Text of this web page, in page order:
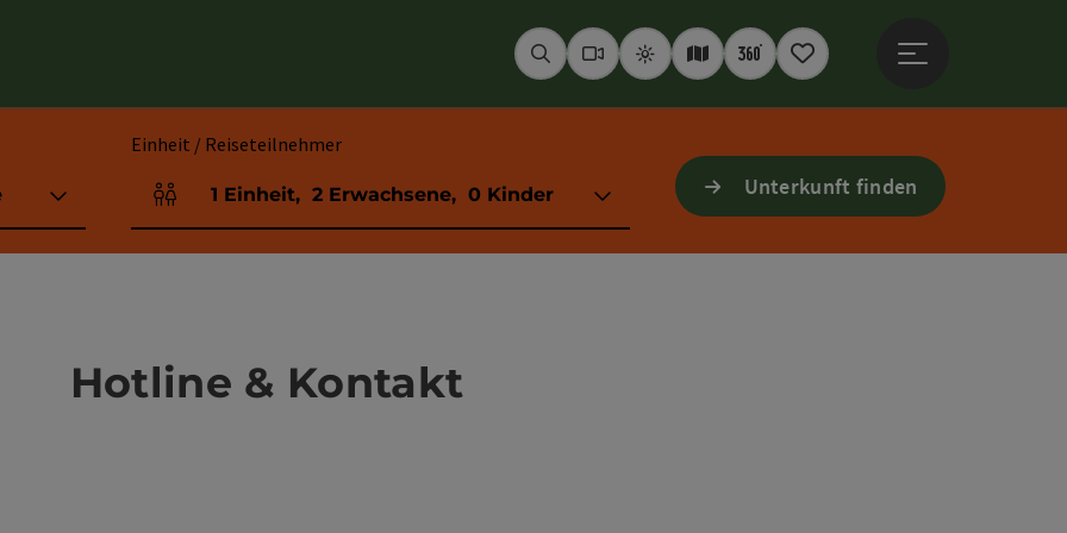
SuchenWebcams
WetterInteraktive Karte
360° Panoramen
Merkzettel
Einheit / Reiseteilnehmer
Einheitenanzahl und Personenfelder
1 Einheit, 2 Erwachsene, 0 Kinder Unterkunft finden
Hotline & Kontakt